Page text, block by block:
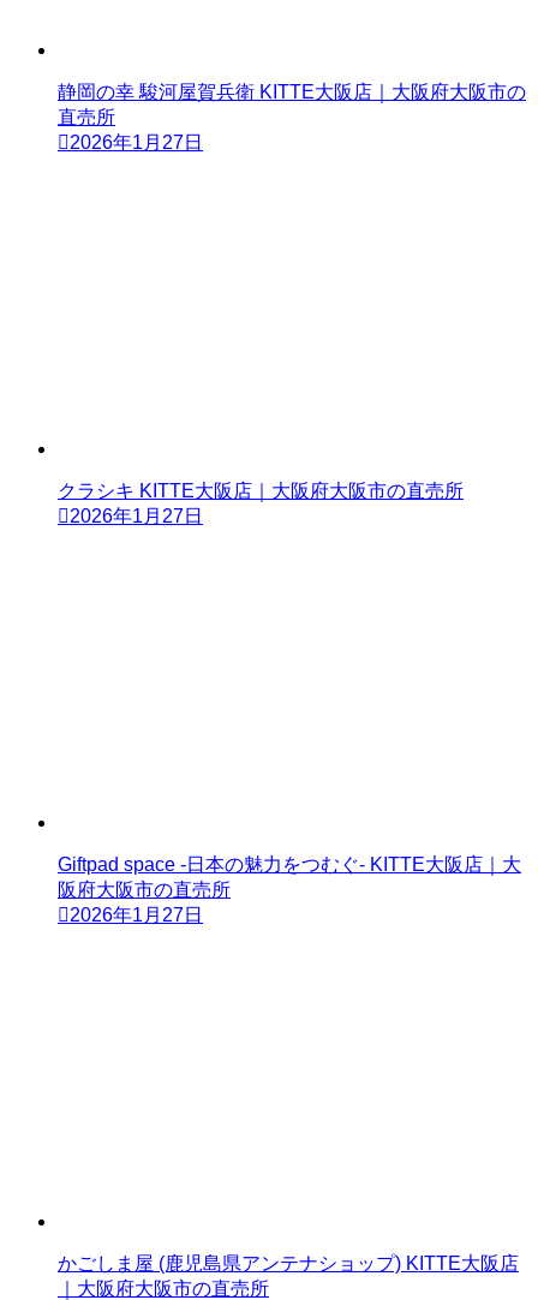
静岡の幸 駿河屋賀兵衛 KITTE大阪店｜大阪府大阪市の
直売所
2026年1月27日
クラシキ KITTE大阪店｜大阪府大阪市の直売所
2026年1月27日
Giftpad space -日本の魅力をつむぐ- KITTE大阪店｜大
阪府大阪市の直売所
2026年1月27日
かごしま屋 (鹿児島県アンテナショップ) KITTE大阪店
｜大阪府大阪市の直売所